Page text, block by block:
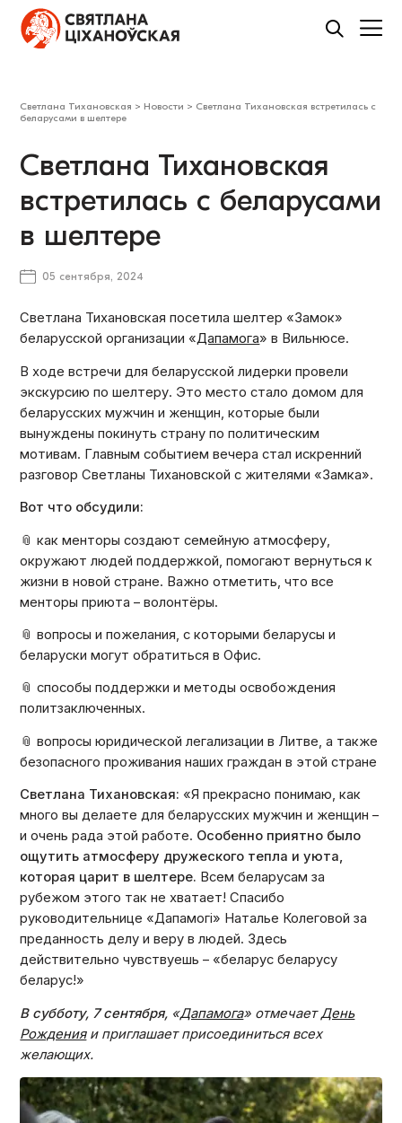
Светлана Тихановская > Новости > Светлана Тихановская встретилась с
беларусами в шелтере
Светлана Тихановская
встретилась с беларусами
в шелтере
05 сентября, 2024
Светлана Тихановская посетила шелтер «Замок»
беларусской организации «Дапамога» в Вильнюсе.
В ходе встречи для беларусской лидерки провели
экскурсию по шелтеру. Это место стало домом для
беларусских мужчин и женщин, которые были
вынуждены покинуть страну по политическим
мотивам. Главным событием вечера стал искренний
разговор Светланы Тихановской с жителями «Замка».
Вот что обсудили:
📎 как менторы создают семейную атмосферу,
окружают людей поддержкой, помогают вернуться к
жизни в новой стране. Важно отметить, что все
менторы приюта – волонтёры.
📎 вопросы и пожелания, с которыми беларусы и
беларуски могут обратиться в Офис.
📎 способы поддержки и методы освобождения
политзаключенных.
📎 вопросы юридической легализации в Литве, а также
безопасного проживания наших граждан в этой стране
Светлана Тихановская: «Я прекрасно понимаю, как
много вы делаете для беларусских мужчин и женщин –
и очень рада этой работе. Особенно приятно было
ощутить атмосферу дружеского тепла и уюта,
которая царит в шелтере. Всем беларусам за
рубежом этого так не хватает! Спасибо
руководительнице «Дапамогі» Наталье Колеговой за
преданность делу и веру в людей. Здесь
действительно чувствуешь – «беларус беларусу
беларус!»
В субботу, 7 сентября, «Дапамога» отмечаетДень
Рожденияи приглашает присоединиться всех
желающих.